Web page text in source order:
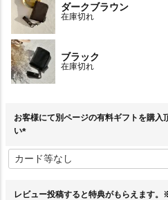
ダークブラウン
在庫切れ
ブラック
在庫切れ
お客様にて別ページの有料ギフトを購入
い
必
須
レビュー投稿すると特典がもらえます